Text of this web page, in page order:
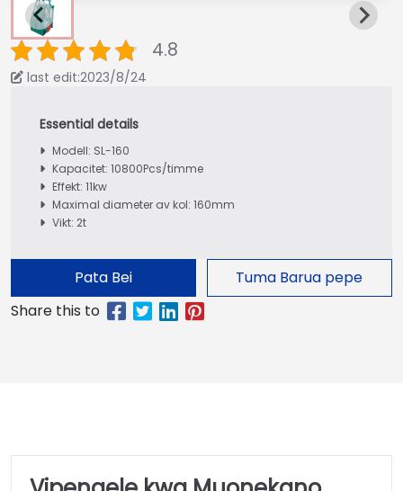
4.8
last edit:2023/8/24
Modell: SL-160
Kapacitet: 10800Pcs/timme
Effekt: 11kw
Maximal diameter av kol: 160mm
Vikt: 2t
Pata Bei Tuma Barua pepe